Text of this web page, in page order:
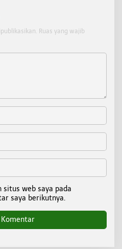
Ruas yang wajib
situs web saya pada
saya berikutnya.